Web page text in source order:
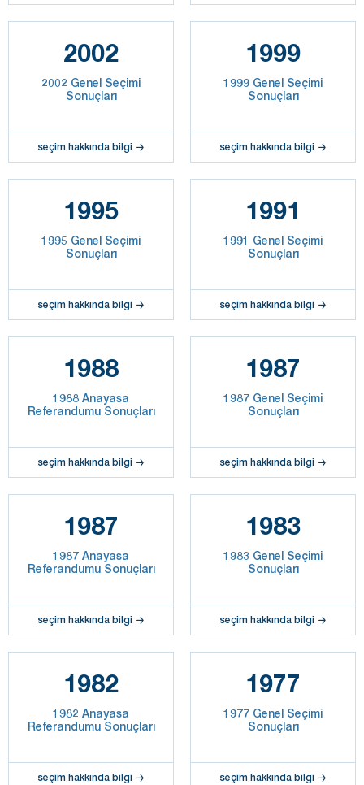
2002
2002 Genel Seçimi
Sonuçları
seçim hakkında bilgi
1999
1999 Genel Seçimi
Sonuçları
seçim hakkında bilgi
1995
1995 Genel Seçimi
Sonuçları
seçim hakkında bilgi
1991
1991 Genel Seçimi
Sonuçları
seçim hakkında bilgi
1988
1988 Anayasa
Referandumu Sonuçları
seçim hakkında bilgi
1987
1987 Genel Seçimi
Sonuçları
seçim hakkında bilgi
1987
1987 Anayasa
Referandumu Sonuçları
seçim hakkında bilgi
1983
1983 Genel Seçimi
Sonuçları
seçim hakkında bilgi
1982
1982 Anayasa
Referandumu Sonuçları
seçim hakkında bilgi
1977
1977 Genel Seçimi
Sonuçları
seçim hakkında bilgi